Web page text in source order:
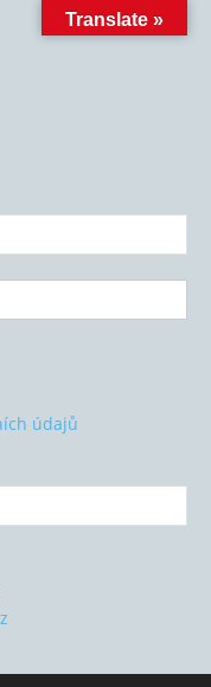
údajů
Translate »